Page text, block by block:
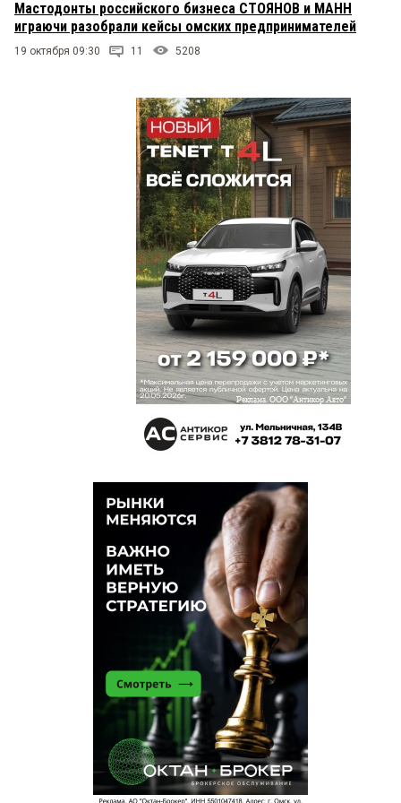
ничего не остановит мой смех относительно
качества исполнения)) Посмотрите какое
каким резонансным проишествиям столько не
уровень Омска похоже.
читатель 1 декабря 2015 в 12:43:
А я вот коллекционирую материалы по конкурсу
логотипов «Золотая блоха». Прелесть, а не
логотипы. Профессионалы высочайшего класса.
Видимо, прочитав слоган конкурса никто из них и
не взялся за эту работу. Профессионалы дерьмо
чувствуют издалека.
1 декабря 2015 в 10:18:
а я вот соглашусь, что хаять легко, делать
трудно. пусть с ошибками (голь — бесподобна!!),
но все-таки делать. Причем больше всего
ворчать будет тот, кто даже пальцем не
пошевелил. Я в том числе и о местных
коментаторах
Георгий Бородянский 1 декабря 2015 в 10:01:
респондента следует, что изначально было дано
задание осмыслить и проиллюстрировать слоган
«Три века. Две реки. Одна судьба», который
представляет собою бессмысленный набор слов.
Если и есть в нем мысль, то одна: с веками в этом
пространстве ничего не меняется — в нем есть
только две реки, которые были и за миллион лет
до этих веков, и одна «судьба». Чья – непонятно,
поскольку города в этом слогане нет.
Придумавшие его люди без ума и фантазии к
тому же не знают и правил русского языка: двух
судеб у одного и того же города не бывает.То
есть надо было проиллюстрировать заведомую
бессмыслицу. Не то, что художник, но и любой
человек с понятиями о чести и порядочности от
этого идиотского задания отказался бы или
потребовал бы его заменить. поскольку сам по
себе этот слоган – издевательство над городом,
его жителями, здравым смыслом.Но респондент
пририсовал к пафосной пустоте слово
Мастодонты российского бизнеса СТОЯНОВ и МАНН
играючи разобрали кейсы омских предпринимателей
19 октября 09:30 11 5208